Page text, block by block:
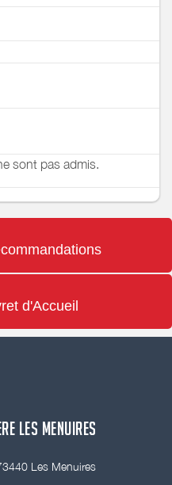
sont pas admis.
d'Accueil
LES MENUIRES
Les Menuires